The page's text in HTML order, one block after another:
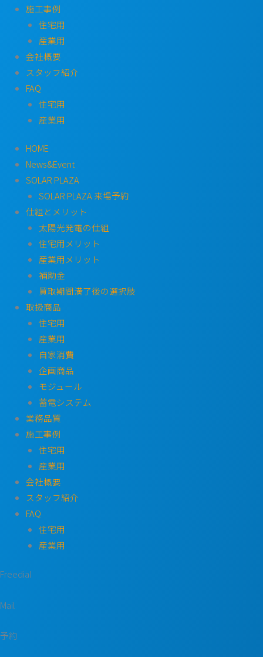
施工事例
住宅用
産業用
会社概要
スタッフ紹介
FAQ
住宅用
産業用
HOME
News&Event
SOLAR PLAZA
SOLAR PLAZA 来場予約
仕組とメリット
太陽光発電の仕組
住宅用メリット
産業用メリット
補助金
買取期間満了後の選択肢
取扱商品
住宅用
産業用
自家消費
企画商品
モジュール
蓄電システム
業務品質
施工事例
住宅用
産業用
会社概要
スタッフ紹介
FAQ
住宅用
産業用
Freedial
Mail
予約